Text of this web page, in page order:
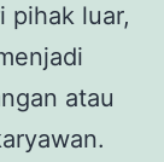
pihak luar,
atau